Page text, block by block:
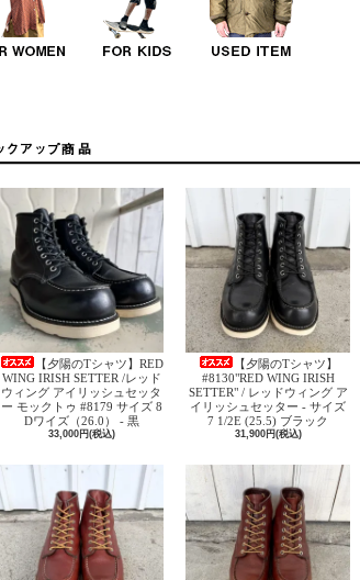
【夕陽のTシャツ】RED
WING IRISH SETTER /レッド
ウィング アイリッシュセッタ
ー モックトゥ #8179 サイズ 8
Dワイズ（26.0） - 黒
33,000円(税込)
【夕陽のTシャツ】
#8130"RED WING IRISH
SETTER" / レッドウィング ア
イリッシュセッター - サイズ
7 1/2E (25.5) ブラック
31,900円(税込)